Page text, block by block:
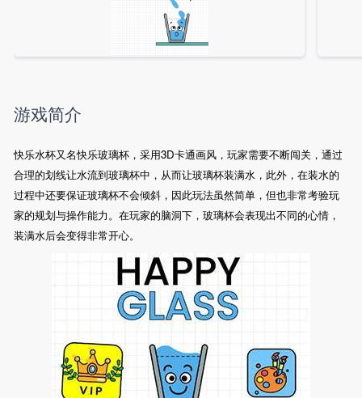
游戏简介
快乐水杯又名快乐玻璃杯，采用3D卡通画风，玩家需要不断闯关，通过
合理的划线让水流到玻璃杯中，从而让玻璃杯装满水，此外，在装水的
过程中还要保证玻璃杯不会倾斜，因此玩法虽然简单，但也非常考验玩
家的规划与操作能力。在玩家的脑洞下，玻璃杯会表现出不同的心情，
装满水后会变得非常开心。